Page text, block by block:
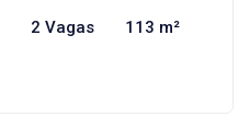
2 Vagas 113 m²